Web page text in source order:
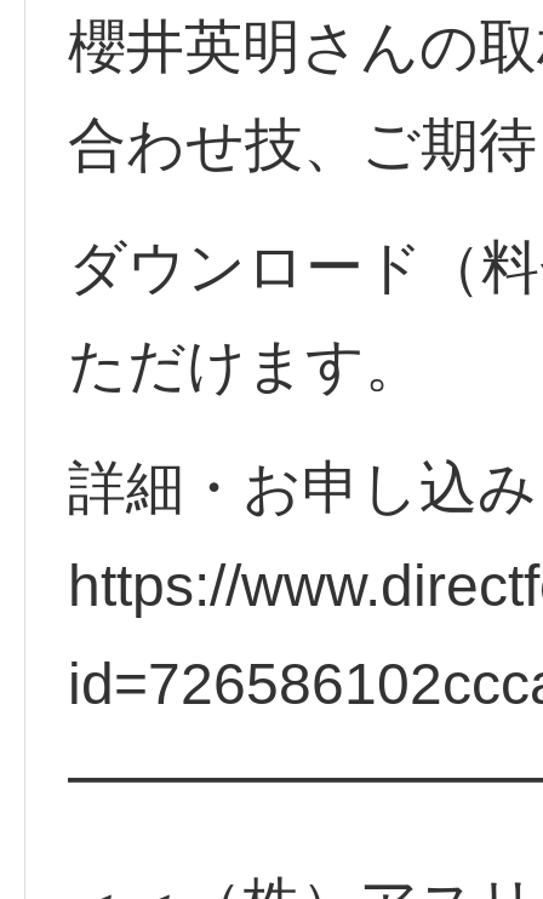
櫻井英明さんの
合わせ技、ご期
ダウンロード（
ただけます。
詳細・お申し
https://